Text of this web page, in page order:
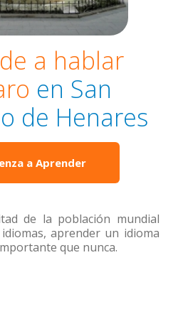
a hablar
en San
de Henares
a Aprender
de la población mundial
aprender un idioma
que nunca.